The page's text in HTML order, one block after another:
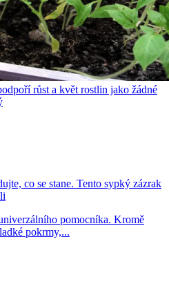
růst a květ rostlin jako žádné
co se stane. Tento sypký zázrak
pomocníka. Kromě
pokrmy,...